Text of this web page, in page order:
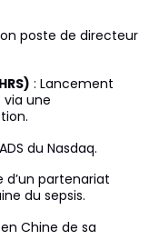
poste de directeur
: Lancement
via une
du Nasdaq.
d’un partenariat
du sepsis.
Chine de sa